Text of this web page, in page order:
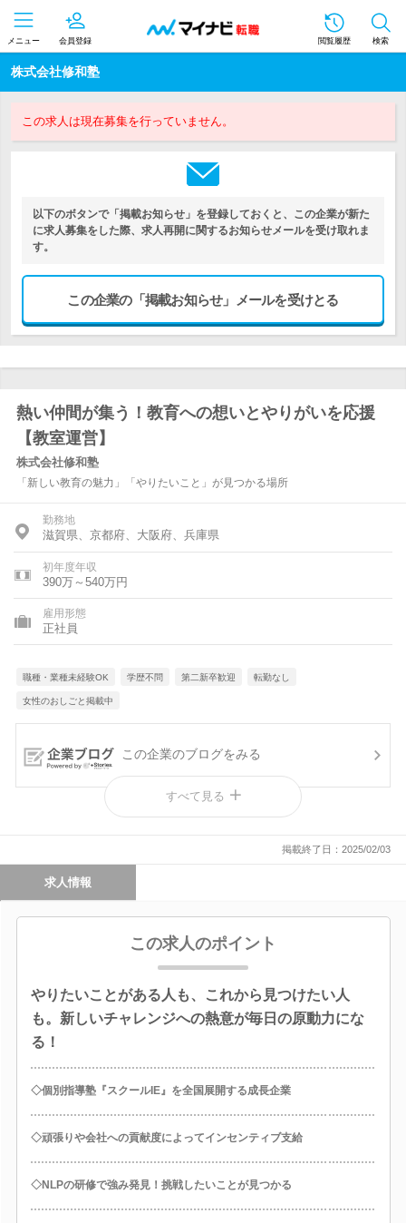
メニュー 会員登録 閲覧履歴 検索
株式会社修和塾
この求人は現在募集を行っていません。
以下のボタンで「掲載お知らせ」を登録しておくと、この企業が新た
に求人募集をした際、求人再開に関するお知らせメールを受け取れま
す。
この企業の「掲載お知らせ」メールを受けとる
熱い仲間が集う！教育への想いとやりがいを応援
【教室運営】
株式会社修和塾
「新しい教育の魅力」「やりたいこと」が見つかる場所
勤務地
滋賀県、京都府、大阪府、兵庫県
初年度年収
390万～540万円
雇用形態
正社員
職種・業種未経験OK 学歴不問 第二新卒歓迎 転勤なし
女性のおしごと掲載中
この企業のブログをみる
出展決定！
すべて見る
掲載終了日：2025/02/03
求人情報
この求人のポイント
やりたいことがある人も、これから見つけたい人
も。新しいチャレンジへの熱意が毎日の原動力にな
る！
◇個別指導塾『スクールIE』を全国展開する成長企業
◇頑張りや会社への貢献度によってインセンティブ支給
◇NLPの研修で強み発見！挑戦したいことが見つかる